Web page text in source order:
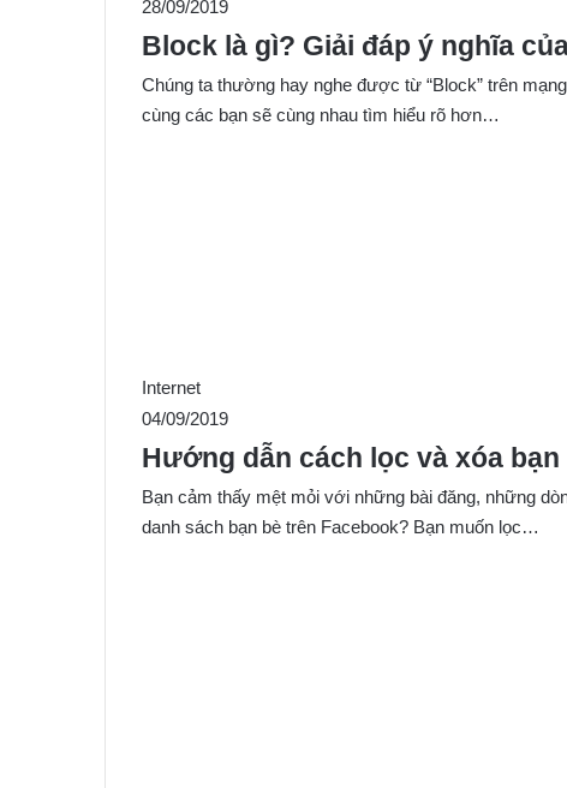
28/09/2019
Block là gì? Giải đáp ý nghĩa
Chúng ta thường hay nghe được từ “Block” trên
cùng các bạn sẽ cùng nhau tìm hiểu rõ hơn…
Internet
04/09/2019
Hướng dẫn cách lọc và xóa
Bạn cảm thấy mệt mỏi với những bài đăng, những
danh sách bạn bè trên Facebook? Bạn muốn lọc…